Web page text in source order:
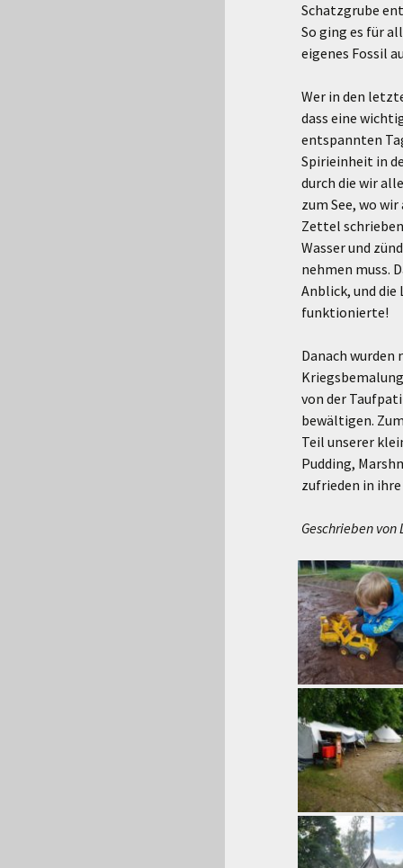
Schatzgrube
So ging es für
eigenes Fossil
Wer in den
dass eine
entspannten
Spirieinheit in
durch die wir
zum See, wo
Zettel
Wasser und
nehmen muss.
Anblick, und
funktionierte!
Danach wurden
von der
bewältigen.
Teil unserer
Pudding,
zufrieden in
Geschrieben von